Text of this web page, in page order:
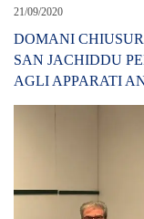
21/09/2020
DOMANI
SAN JACHIDDU
AGLI APPARATI